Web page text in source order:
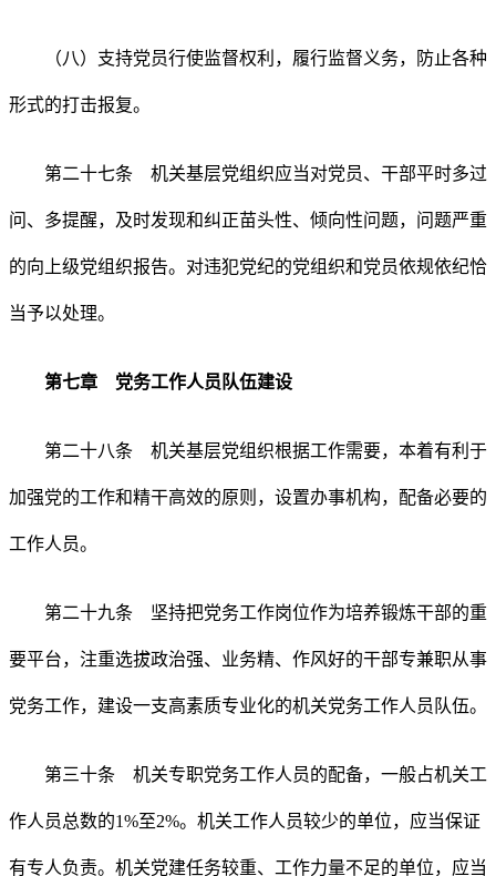
（八）支持党员行使监督权利，履行监督义务，防止各种
形式的打击报复。
第二十七条 机关基层党组织应当对党员、干部平时多过
问、多提醒，及时发现和纠正苗头性、倾向性问题，问题严重
的向上级党组织报告。对违犯党纪的党组织和党员依规依纪恰
当予以处理。
第七章 党务工作人员队伍建设
第二十八条 机关基层党组织根据工作需要，本着有利于
加强党的工作和精干高效的原则，设置办事机构，配备必要的
工作人员。
第二十九条 坚持把党务工作岗位作为培养锻炼干部的重
要平台，注重选拔政治强、业务精、作风好的干部专兼职从事
党务工作，建设一支高素质专业化的机关党务工作人员队伍。
第三十条 机关专职党务工作人员的配备，一般占机关工
作人员总数的1%至2%。机关工作人员较少的单位，应当保证
有专人负责。机关党建任务较重、工作力量不足的单位，应当